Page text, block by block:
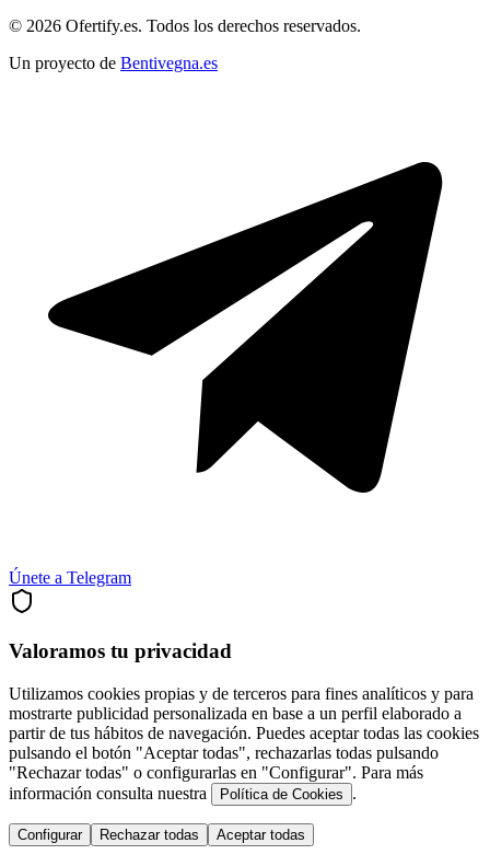
© 2026 Ofertify.es. Todos los derechos reservados.
Un proyecto de Bentivegna.es
Únete a Telegram
Valoramos tu privacidad
Utilizamos cookies propias y de terceros para fines analíticos y para
mostrarte publicidad personalizada en base a un perfil elaborado a
partir de tus hábitos de navegación. Puedes aceptar todas las cookies
pulsando el botón "Aceptar todas", rechazarlas todas pulsando
"Rechazar todas" o configurarlas en "Configurar". Para más
información consulta nuestra
Política de Cookies .
Configurar Rechazar todas Aceptar todas